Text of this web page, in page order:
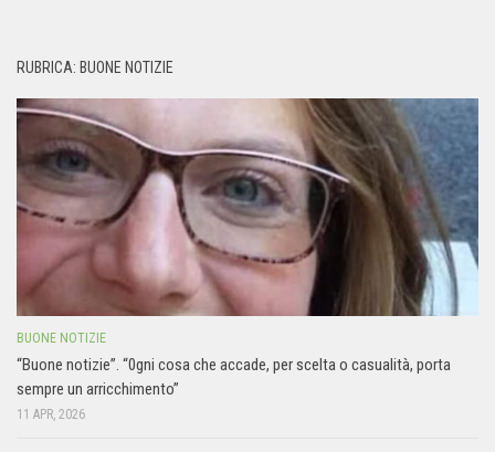
RUBRICA: BUONE NOTIZIE
BUONE NOTIZIE
“Buone notizie”. “0gni cosa che accade, per scelta o casualità, porta
sempre un arricchimento”
11 APR, 2026